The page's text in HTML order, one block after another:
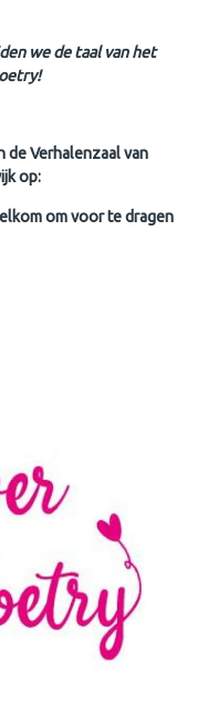
we de taal van het
de Verhalenzaal van
op:
om voor te dragen